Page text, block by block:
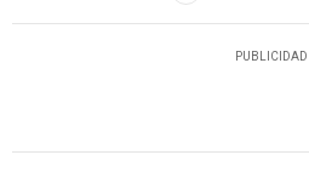
PUBLICIDAD